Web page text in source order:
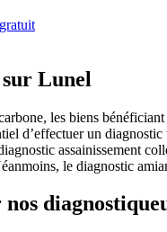
Lunel
les biens
d’effectuer un
assainissement
le diagnostic